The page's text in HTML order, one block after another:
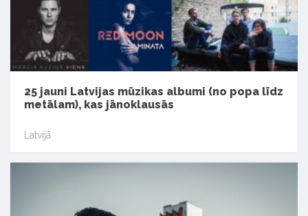
25 jauni Latvijas mūzikas albumi (no popa līdz
metālam), kas jānoklausās
Latvijā